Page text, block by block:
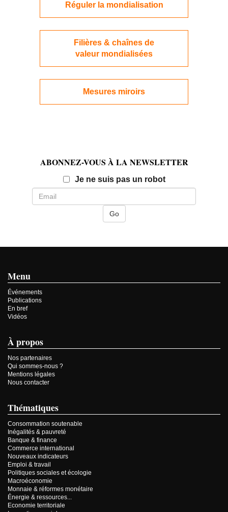
Réguler la mondialisation
Filières & chaînes de
valeur mondialisées
Mesures miroirs
ABONNEZ-VOUS À LA NEWSLETTER
Je ne suis pas un robotEmail
Menu
Événements
Publications
En bref
Vidéos
À propos
Nos partenaires
Qui sommes-nous ?
Mentions légales
Nous contacter
Thématiques
Consommation soutenable
Inégalités & pauvreté
Banque & finance
Commerce international
Nouveaux indicateurs
Emploi & travail
Politiques sociales et écologie
Macroéconomie
Monnaie & réformes monétaire
Énergie & ressources...
Economie territoriale